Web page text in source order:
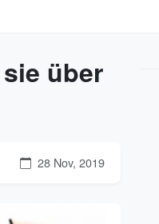
über
28 Nov, 2019